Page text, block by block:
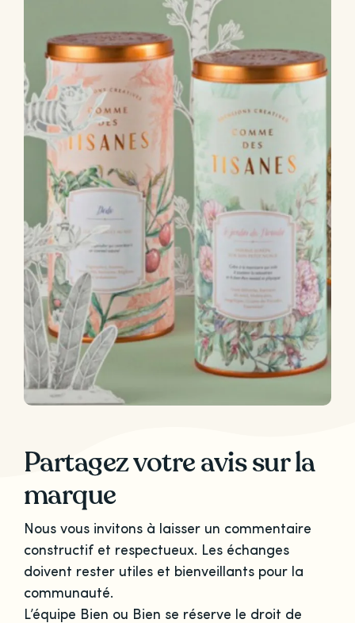
Partagez votre avis sur la
marque
Nous vous invitons à laisser un commentaire
constructif et respectueux. Les échanges
doivent rester utiles et bienveillants pour la
communauté.
L’équipe Bien ou Bien se réserve le droit de